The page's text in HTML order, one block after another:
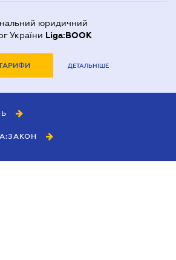
юридичний
України Liga:BOOK
ДЕТАЛЬНІШЕ